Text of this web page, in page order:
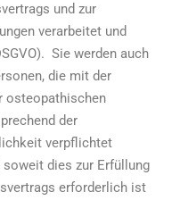
und zur
verarbeitet und
Sie werden auch
die mit der
osteopathischen
der
verpflichtet
soweit dies zur Erfüllung
erforderlich ist